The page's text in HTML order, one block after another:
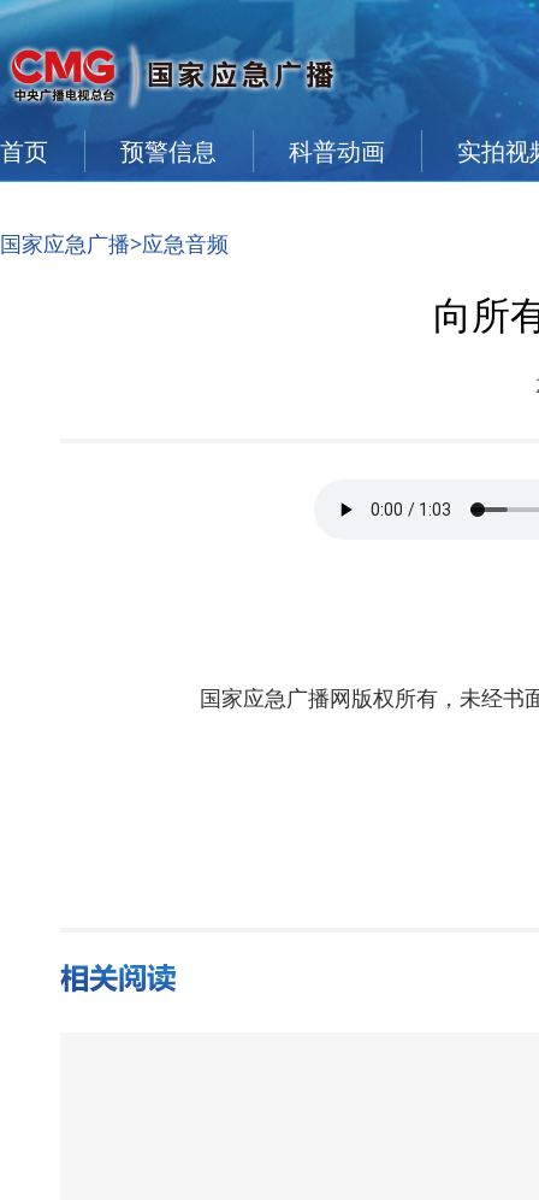
首页 预警信息 科普动画 实拍视
国家应急广播>应急音频
向所
国家应急广播网版权所有，未经书